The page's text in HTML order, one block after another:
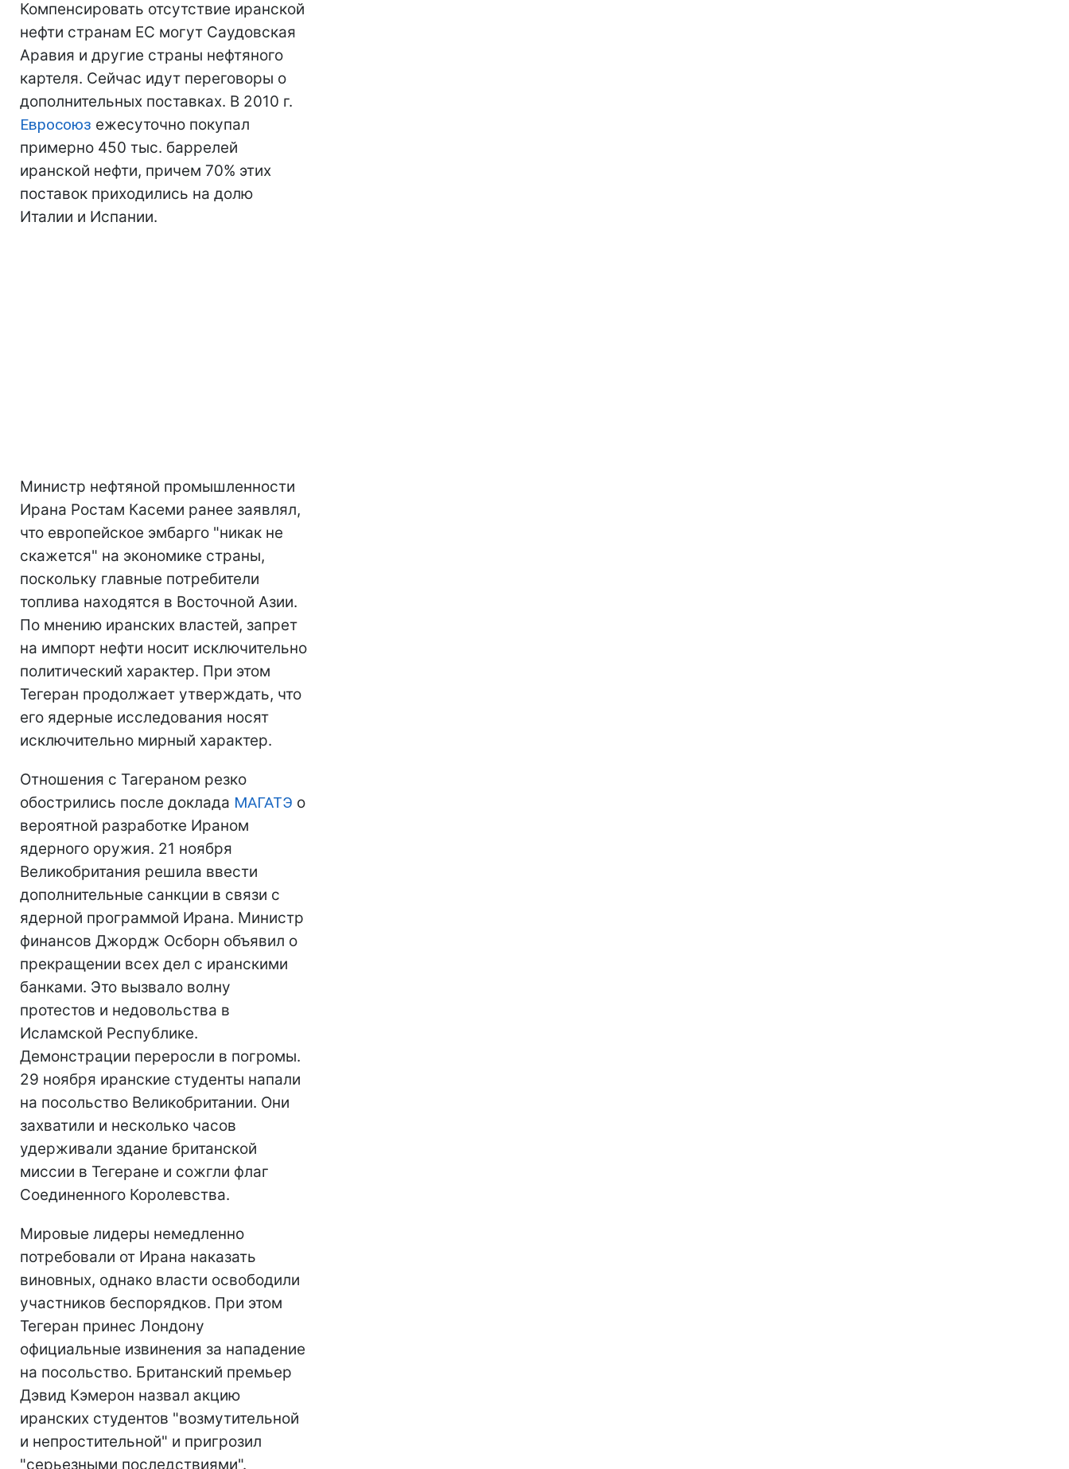
Компенсировать отсутствие иранской
нефти странам ЕС могут Саудовская
Аравия и другие страны нефтяного
картеля. Сейчас идут переговоры о
дополнительных поставках. В 2010 г.
Евросоюз ежесуточно покупал
примерно 450 тыс. баррелей
иранской нефти, причем 70% этих
поставок приходились на долю
Италии и Испании.
Министр нефтяной промышленности
Ирана Ростам Касеми ранее заявлял,
что европейское эмбарго "никак не
скажется" на экономике страны,
поскольку главные потребители
топлива находятся в Восточной Азии.
По мнению иранских властей, запрет
на импорт нефти носит исключительно
политический характер. При этом
Тегеран продолжает утверждать, что
его ядерные исследования носят
исключительно мирный характер.
Отношения с Тагераном резко
обострились после доклада МАГАТЭ о
вероятной разработке Ираном
ядерного оружия. 21 ноября
Великобритания решила ввести
дополнительные санкции в связи с
ядерной программой Ирана. Министр
финансов Джордж Осборн объявил о
прекращении всех дел с иранскими
банками. Это вызвало волну
протестов и недовольства в
Исламской Республике.
Демонстрации переросли в погромы.
29 ноября иранские студенты напали
на посольство Великобритании. Они
захватили и несколько часов
удерживали здание британской
миссии в Тегеране и сожгли флаг
Соединенного Королевства.
Мировые лидеры немедленно
потребовали от Ирана наказать
виновных, однако власти освободили
участников беспорядков. При этом
Тегеран принес Лондону
официальные извинения за нападение
на посольство. Британский премьер
Дэвид Кэмерон назвал акцию
иранских студентов "возмутительной
и непростительной" и пригрозил
"серьезными последствиями".